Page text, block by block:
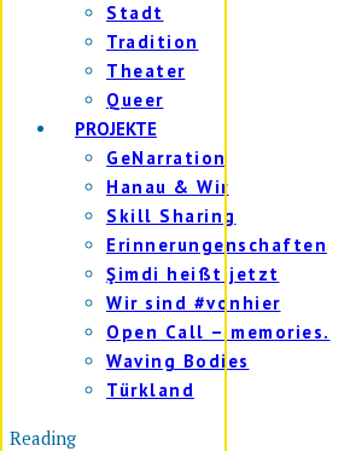
Stadt
Tradition
Theater
Queer
PROJEKTE
GeNarration
Hanau & Wir
Skill Sharing
Erinnerungenschaften
Şimdi heißt jetzt
Wir sind #vonhier
Open Call – memories.
Waving Bodies
Türkland
Reading